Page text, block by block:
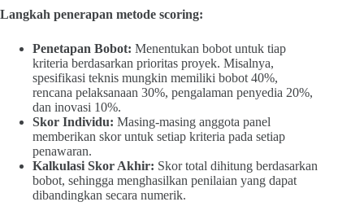
Langkah penerapan metode scoring:
Penetapan Bobot: Menentukan bobot untuk tiap
kriteria berdasarkan prioritas proyek. Misalnya,
spesifikasi teknis mungkin memiliki bobot 40%,
rencana pelaksanaan 30%, pengalaman penyedia 20%,
dan inovasi 10%.
Skor Individu: Masing-masing anggota panel
memberikan skor untuk setiap kriteria pada setiap
penawaran.
Kalkulasi Skor Akhir: Skor total dihitung berdasarkan
bobot, sehingga menghasilkan penilaian yang dapat
dibandingkan secara numerik.